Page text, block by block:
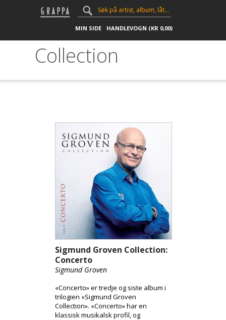
MIN SIDE HANDLEVOGN (KR 0,00)
Collection
Sigmund Groven Collection:
Concerto
Sigmund Groven
«Concerto» er tredje og siste album i
trilogien «Sigmund Groven
Collection». «Concerto» har en
klassisk musikalsk profil, og